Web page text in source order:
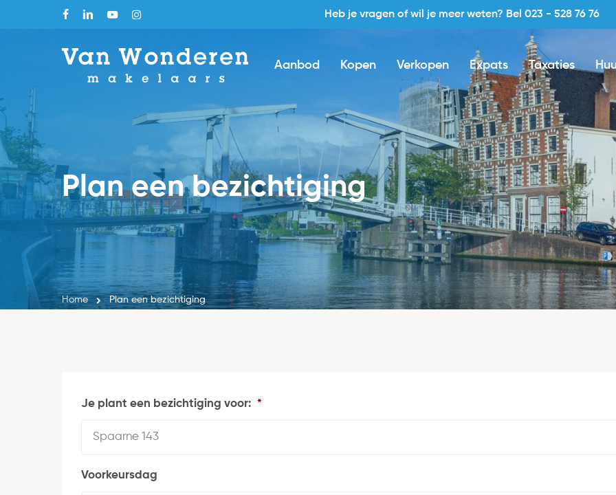
Heb je vragen of wil je meer weten? Bel 023 - 528 76 76
Aanbod Kopen Verkopen Expats Taxaties
Plan een bezichtiging
Home Plan een bezichtiging
Je plant een bezichtiging voor: *
Voorkeursdag